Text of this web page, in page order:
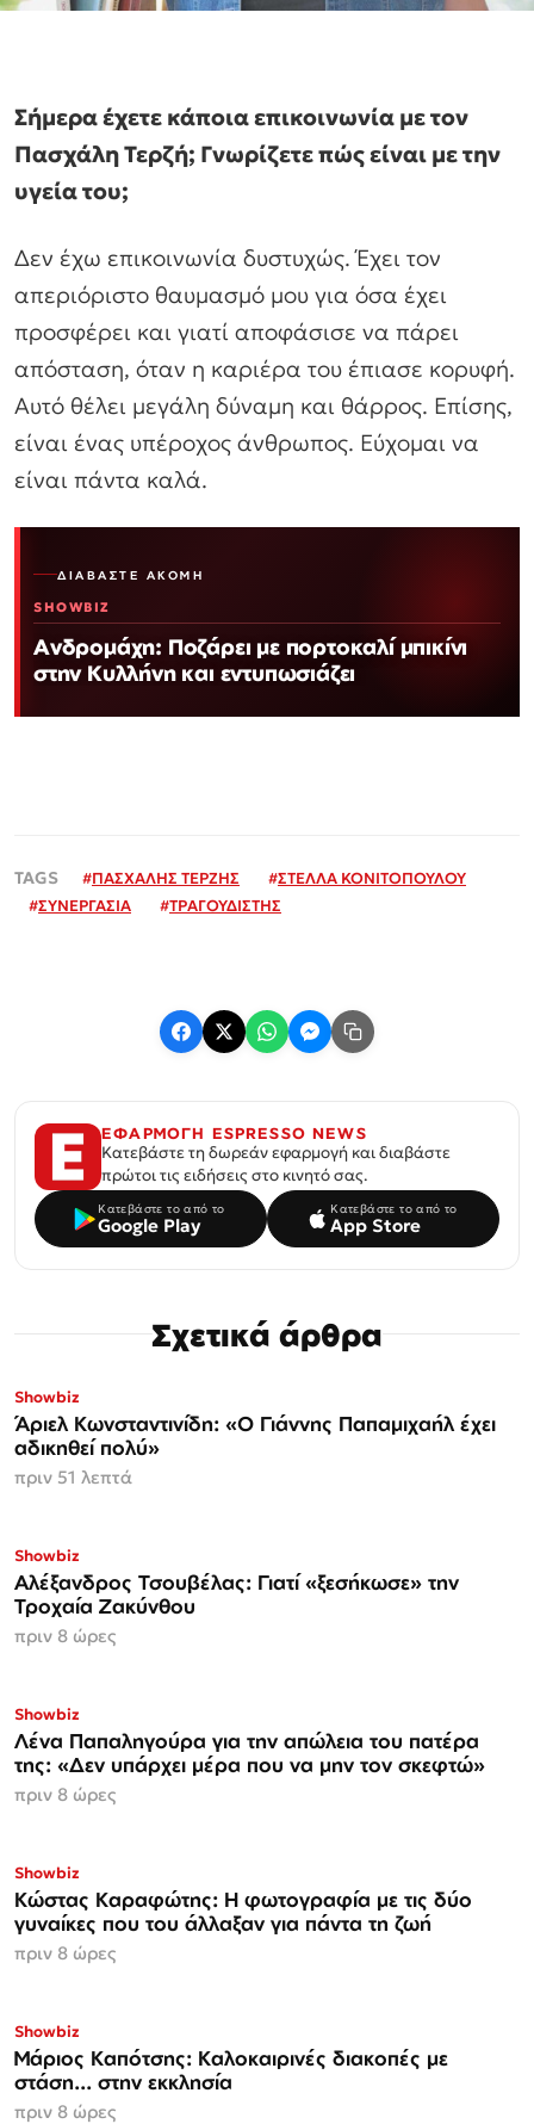
Σήμερα έχετε κάποια επικοινωνία με τον
Πασχάλη Τερζή; Γνωρίζετε πώς είναι με την
υγεία του;
Δεν έχω επικοινωνία δυστυχώς. Έχει τον
απεριόριστο θαυμασμό μου για όσα έχει
προσφέρει και γιατί αποφάσισε να πάρει
απόσταση, όταν η καριέρα του έπιασε κορυφή.
Αυτό θέλει μεγάλη δύναμη και θάρρος. Επίσης,
είναι ένας υπέροχος άνθρωπος. Εύχομαι να
είναι πάντα καλά.
ΔΙΑΒΆΣΤΕ ΑΚΌΜΗ
SHOWBIZ
Ανδρομάχη: Ποζάρει με πορτοκαλί μπικίνι
στην Κυλλήνη και εντυπωσιάζει
#ΠΑΣΧΑΛΗΣ ΤΕΡΖΗΣ #ΣΤΕΛΛΑ ΚΟΝΙΤΟΠΟΥΛΟΥ
#ΣΥΝΕΡΓΑΣΙΑ #ΤΡΑΓΟΥΔΙΣΤΗΣ
ΕΦΑΡΜΟΓΗ ESPRESSO NEWS
Κατεβάστε τη δωρεάν εφαρμογή και διαβάστε
πρώτοι τις ειδήσεις στο κινητό σας.
Κατεβάστε το από το
Google Play
Κατεβάστε το από το
App Store
Σχετικά άρθρα
Showbiz
Άριελ Κωνσταντινίδη: «Ο Γιάννης Παπαμιχαήλ έχει
αδικηθεί πολύ»
πριν 51 λεπτά
Showbiz
Αλέξανδρος Τσουβέλας: Γιατί «ξεσήκωσε» την
Τροχαία Ζακύνθου
πριν 8 ώρες
Showbiz
Λένα Παπαληγούρα για την απώλεια του πατέρα
της: «Δεν υπάρχει μέρα που να μην τον σκεφτώ»
πριν 8 ώρες
Showbiz
Κώστας Καραφώτης: Η φωτογραφία με τις δύο
γυναίκες που του άλλαξαν για πάντα τη ζωή
πριν 8 ώρες
Showbiz
Μάριος Καπότσης: Καλοκαιρινές διακοπές με
στάση... στην εκκλησία
πριν 8 ώρες